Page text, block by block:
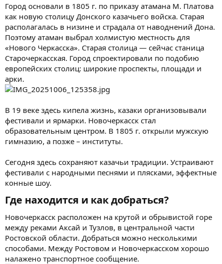
Город основали в 1805 г. по приказу атамана М. Платова
как новую столицу Донского казачьего войска. Старая
располагалась в низине и страдала от наводнений Дона.
Поэтому атаман выбрал холмистую местность для
«Нового Черкасска». Старая столица — сейчас станица
Старочеркасская. Город спроектировали по подобию
европейских столиц: широкие проспекты, площади и
арки.
В 19 веке здесь кипела жизнь, казаки организовывали
фестивали и ярмарки. Новочеркасск стал
образовательным центром. В 1805 г. открыли мужскую
гимназию, а позже – институты.
Сегодня здесь сохраняют казачьи традиции. Устраивают
фестивали с народными песнями и плясками, эффектные
конные шоу.
Где находится и как добраться?​
Новочеркасск расположен на крутой и обрывистой горе
между реками Аксай и Тузлов, в центральной части
Ростовской области. Добраться можно несколькими
способами. Между Ростовом и Новочеркасском хорошо
налажено транспортное сообщение.